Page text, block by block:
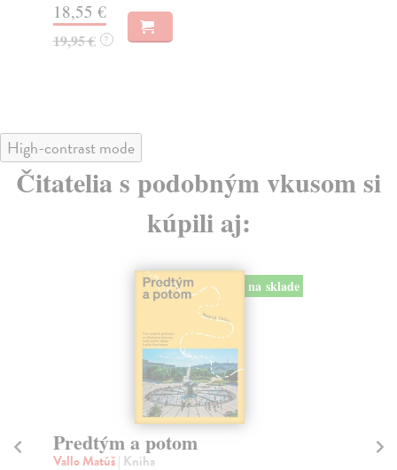
31,21 €
32,85 € ?
High-contrast mode
Čitatelia s podobným vkusom si
kúpili aj:
Město a jeho nejisté zdi
Murakami Haruki